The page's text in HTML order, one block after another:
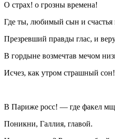
О страх! о грозны времена!
Где ты, любимый сын и счастья
Презревший правды глас, и
В гордыне возмечтав мечом
Исчез, как утром страшный сон!
В Париже росс! — где факел
Поникни, Галлия, главой.